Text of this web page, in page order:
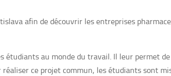
afin de découvrir les entreprises
au monde du travail. Il leur permet
ce projet commun, les étudiants sont